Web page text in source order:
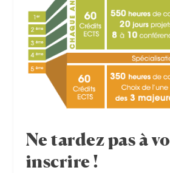
Ne tardez pas à
inscrire !